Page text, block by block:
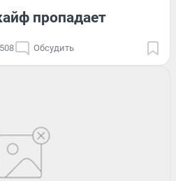
пропадает
Обсудить